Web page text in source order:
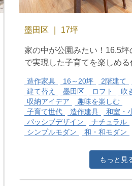
墨田区 ｜ 17坪
家の中が公園みたい！16.5坪
で実現した子育てを楽しめる
造作家具 16～20坪 2階建て
建て替え
墨田区 ロフト
吹
収納アイデア
趣味を楽しむ
子育て世代
造作建具
和室・
パッシブデザイン
ナチュラル
シンプルモダン
和・和モダン
もっと見